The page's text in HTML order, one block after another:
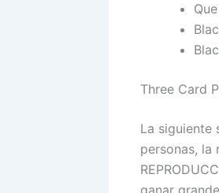
Three Card
La siguiente
personas, la